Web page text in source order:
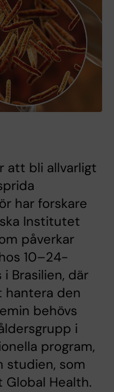
att bli allvarligt
har forskare
Institutet
påverkar
10–24-
Brasilien, där
hantera den
behövs
i
program,
studien, som
Global Health.